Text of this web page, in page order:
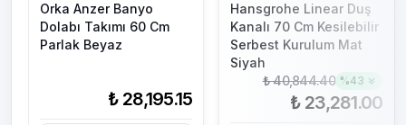
Orka Anzer Banyo
Dolabı Takımı 60 Cm
Parlak Beyaz
₺ 28,195.15
Hansgrohe Linear Duş
Kanalı 70 Cm Kesilebilir
Serbest Kurulum Mat
Siyah
₺ 40,844.40 %43
₺ 23,281.00